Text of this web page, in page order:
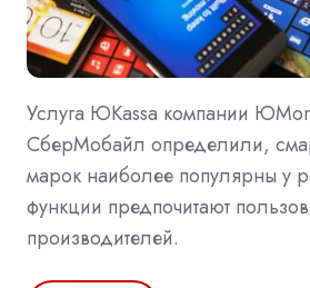
Услуга ЮKassa компании
СберМобайл определили,
марок наиболее популярны у
функции предпочитают
производителей.